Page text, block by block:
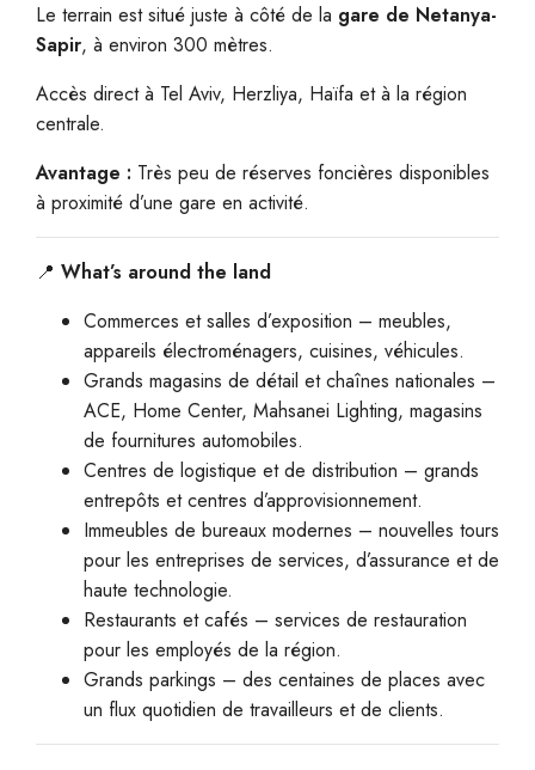
Le terrain est situé juste à côté de la gare de Netanya-
Sapir, à environ 300 mètres.
Accès direct à Tel Aviv, Herzliya, Haïfa et à la région
centrale.
Avantage : Très peu de réserves foncières disponibles
à proximité d’une gare en activité.
📍 What’s around the land
Commerces et salles d’exposition – meubles,
appareils électroménagers, cuisines, véhicules.
Grands magasins de détail et chaînes nationales –
ACE, Home Center, Mahsanei Lighting, magasins
de fournitures automobiles.
Centres de logistique et de distribution – grands
entrepôts et centres d’approvisionnement.
Immeubles de bureaux modernes – nouvelles tours
pour les entreprises de services, d’assurance et de
haute technologie.
Restaurants et cafés – services de restauration
pour les employés de la région.
Grands parkings – des centaines de places avec
un flux quotidien de travailleurs et de clients.